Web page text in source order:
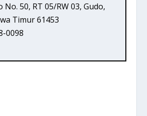
No. 50, RT 05/RW 03, Gudo,
Timur 61453
0098